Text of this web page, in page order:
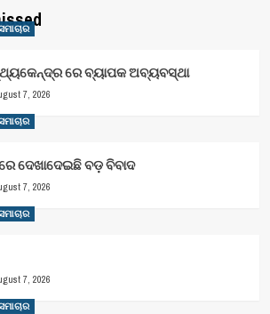
ରେ ବ୍ୟାପକ ଅବ୍ୟବସ୍ଥା
7, 2026
ଦେଖାଦେଇଛି ବଡ଼ ବିବାଦ
7, 2026
7, 2026